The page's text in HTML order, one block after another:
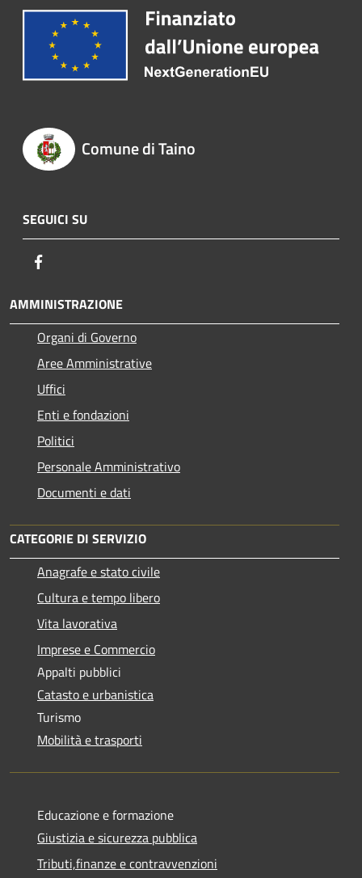
Comune di Taino
SEGUICI SU
AMMINISTRAZIONE
Organi di Governo
Aree Amministrative
Uffici
Enti e fondazioni
Politici
Personale Amministrativo
Documenti e dati
CATEGORIE DI SERVIZIO
Anagrafe e stato civile
Cultura e tempo libero
Vita lavorativa
Imprese e Commercio
Appalti pubblici
Catasto e urbanistica
Turismo
Mobilità e trasporti
Educazione e formazione
Giustizia e sicurezza pubblica
Tributi,finanze e contravvenzioni